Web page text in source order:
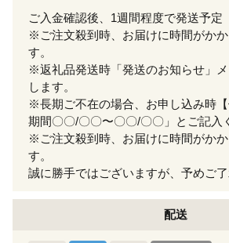
ご入金確認後、1週間程度で発送予定
※ご注文殺到時、お届けに時間がか
す。
※返礼品発送時「発送のお知らせ」
します。
※長期ご不在の場合、お申し込み時
期間〇〇/〇〇〜〇〇/〇〇」とご記入
※ご注文殺到時、お届けに時間がか
す。
誠に勝手ではございますが、予めご了
配送